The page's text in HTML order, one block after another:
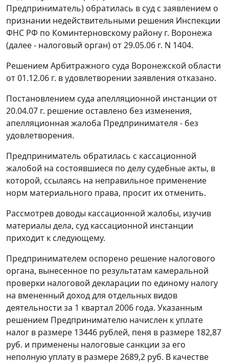
Предприниматель) обратилась в суд с заявлением о
признании недействительными решения Инспекции
ФНС РФ по Коминтерновскому району г. Воронежа
(далее - налоговый орган) от 29.05.06 г. N 1404.
Решением Арбитражного суда Воронежской области
от 01.12.06 г. в удовлетворении заявления отказано.
Постановлением суда апелляционной инстанции от
20.04.07 г. решение оставлено без изменения,
апелляционная жалоба Предпринимателя - без
удовлетворения.
Предприниматель обратилась с кассационной
жалобой на состоявшиеся по делу судебные акты, в
которой, ссылаясь на неправильное применение
норм материального права, просит их отменить.
Рассмотрев доводы кассационной жалобы, изучив
материалы дела, суд кассационной инстанции
приходит к следующему.
Предпринимателем оспорено решение налогового
органа, вынесенное по результатам камеральной
проверки налоговой декларации по единому налогу
на вмененный доход для отдельных видов
деятельности за 1 квартал 2006 года. Указанным
решением Предпринимателю начислен к уплате
налог в размере 13446 рублей, пеня в размере 182,87
руб. и применены налоговые санкции за его
неполную уплату в размере 2689,2 руб. В качестве